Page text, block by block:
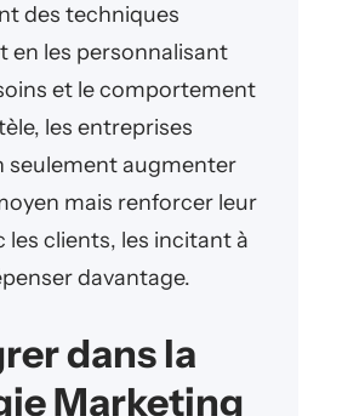
des techniques
en les personnalisant
et le comportement
les entreprises
seulement augmenter
mais renforcer leur
les clients, les incitant à
davantage.
dans la
Marketing